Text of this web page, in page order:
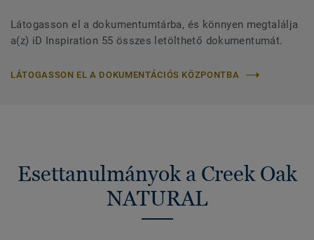
Látogasson el a dokumentumtárba, és könnyen megtalálja
a(z) iD Inspiration 55 összes letölthető dokumentumát.
LÁTOGASSON EL A DOKUMENTÁCIÓS KÖZPONTBA
Esettanulmányok a Creek Oak
NATURAL